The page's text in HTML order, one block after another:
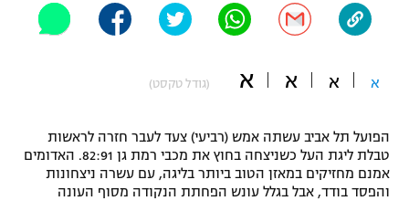
"מחצית בשכונה" – פודקאסט
משתתפים וזוכים בפרסים
תקנון משתתפים וזוכים בפרסים
תקנון עבור פעילות אלקטרה
טניס
אופניים
ספורט מוטורי
פוטבול אמריקאי NFL
א א א א (גודל טקסט)
הפועל תל אביב עשתה אמש (רביעי) צעד לעבר חזרה לראשות
טבלת ליגת העל כשניצחה בחוץ את מכבי רמת גן 82:91. האדומים
אמנם מחזיקים במאזן הטוב ביותר בליגה, עם עשרה ניצחונות
והפסד בודד, אבל בגלל עונש הפחתת הנקודה מסוף העונה